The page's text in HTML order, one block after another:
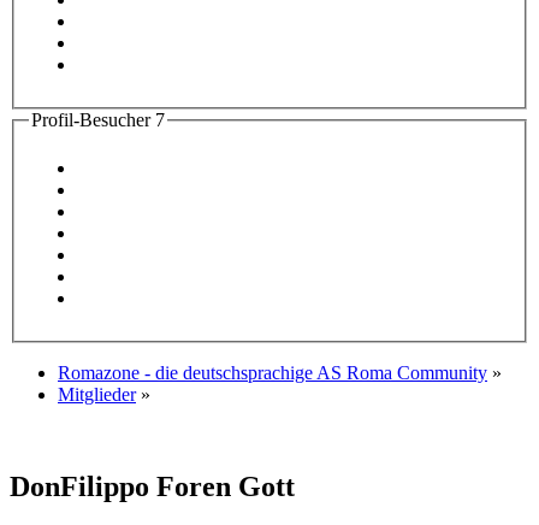
Profil-Besucher 7
Romazone - die deutschsprachige AS Roma Community »
Mitglieder »
DonFilippo Foren Gott